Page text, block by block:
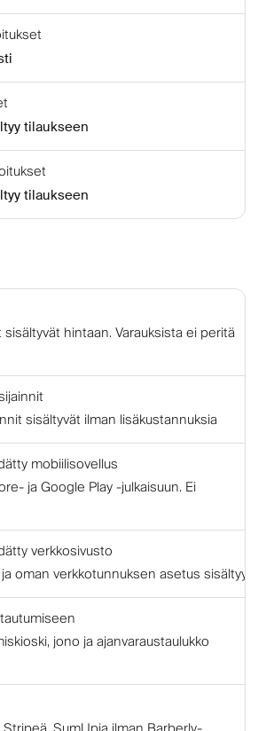
tilaukseen
tilaukseen
sisältyvät hintaan. Varauksista ei peritä
sisältyvät ilman lisäkustannuksia
mobiilisovellus
ja Google Play -julkaisuun. Ei
verkkosivusto
oman verkkotunnuksen asetus sisältyy
jono ja ajanvaraustaulukko